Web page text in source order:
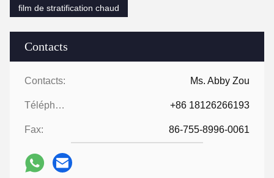
Contacts
Contacts: Ms. Abby Zou
Téléphone: +86 18126266193
Fax: 86-755-8996-0061
film de stratification chaud